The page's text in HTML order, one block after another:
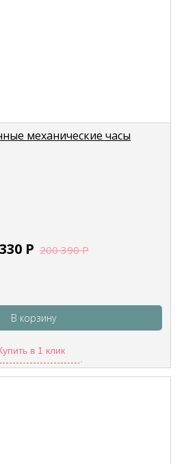
механические часы
Р 200 390Р
В корзину
в 1 клик